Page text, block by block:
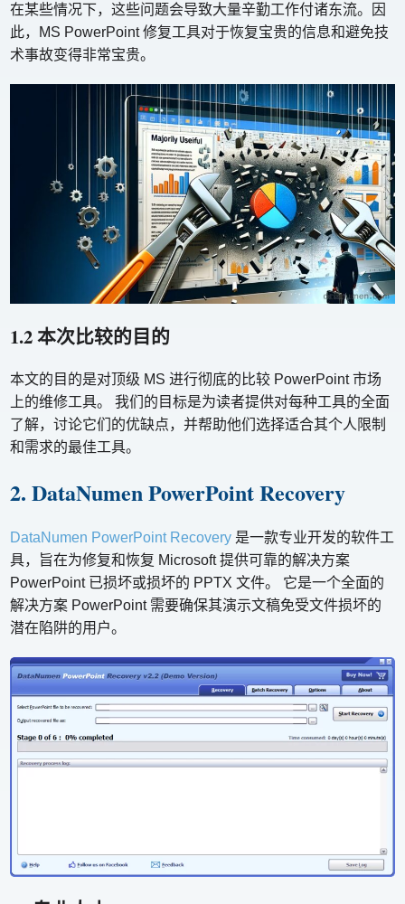
在某些情况下，这些问题会导致大量辛勤工作付诸东流。因
此，MS PowerPoint 修复工具对于恢复宝贵的信息和避免技
术事故变得非常宝贵。
1.2 本次比较的目的
本文的目的是对顶级 MS 进行彻底的比较 PowerPoint 市场
上的维修工具。 我们的目标是为读者提供对每种工具的全面
了解，讨论它们的优缺点，并帮助他们选择适合其个人限制
和需求的最佳工具。
2. DataNumen PowerPoint Recovery
DataNumen PowerPoint Recovery 是一款专业开发的软件工
具，旨在为修复和恢复 Microsoft 提供可靠的解决方案
PowerPoint 已损坏或损坏的 PPTX 文件。 它是一个全面的
解决方案 PowerPoint 需要确保其演示文稿免受文件损坏的
潜在陷阱的用户。